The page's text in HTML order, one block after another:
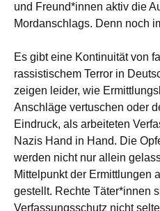
und Freund*innen aktiv die
Mordanschlags. Denn noch
Es gibt eine Kontinuität von
rassistischem Terror in
zeigen leider, wie
Anschläge vertuschen oder
Eindruck, als arbeiteten
Nazis Hand in Hand. Die
werden nicht nur allein
Mittelpunkt der Ermittlungen
gestellt. Rechte Täter*innen
Verfassungsschutz nicht